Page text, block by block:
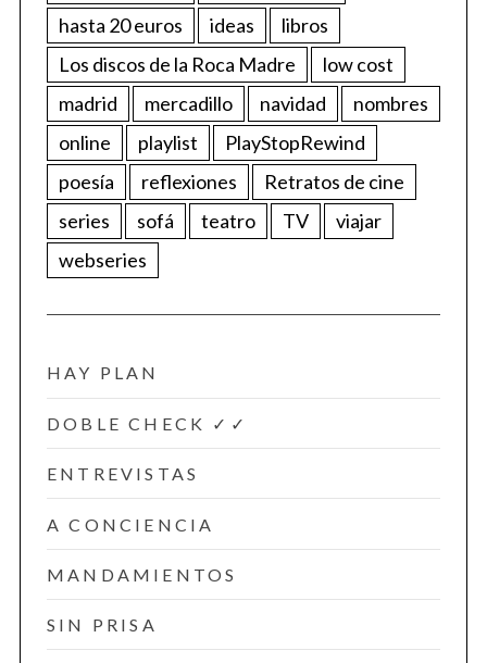
hasta 20 euros
ideas
libros
Los discos de la Roca Madre
low cost
madrid
mercadillo navidad
nombres
online
playlist
PlayStopRewind
poesía
reflexiones
Retratos de cine
series
sofá teatro TV
viajar
webseries
HAY PLAN
DOBLE CHECK ✓✓
ENTREVISTAS
A CONCIENCIA
MANDAMIENTOS
SIN PRISA